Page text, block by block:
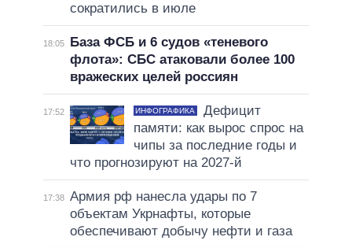
сократились в июле
18:05
База ФСБ и 6 судов «теневого
флота»: СБС атаковали более 100
вражеских целей россиян
17:52 ИНФОГРАФИКА
Дефицит
памяти: как вырос спрос на
чипы за последние годы и
что прогнозируют на 2027-й
17:38 Армия рф нанесла удары по 7
объектам Укрнафты, которые
обеспечивают добычу нефти и газа